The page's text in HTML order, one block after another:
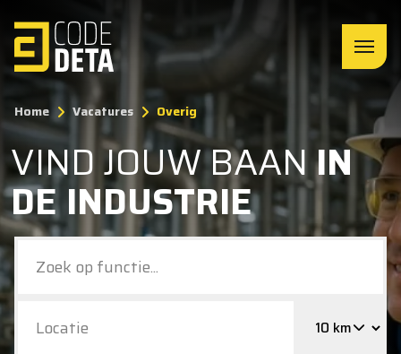
Home Vacatures Overig
VIND JOUW BAANIN
DE INDUSTRIE